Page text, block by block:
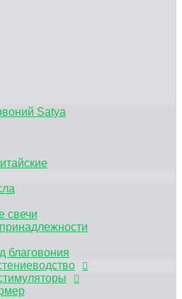
благовония
Nutrients
Satya
свечи
благовония